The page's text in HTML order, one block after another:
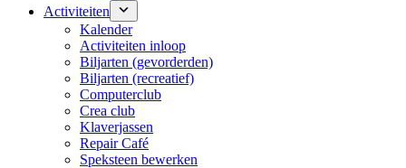
Activiteiten
Kalender
Activiteiten inloop
Biljarten (gevorderden)
Biljarten (recreatief)
Computerclub
Crea club
Klaverjassen
Repair Café
Speksteen bewerken